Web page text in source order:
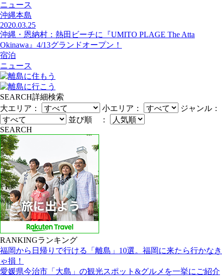
ニュース
沖縄本島
2020.03.25
沖縄・恩納村：熱田ビーチに『UMITO PLAGE The Atta
Okinawa』4/13グランドオープン！
宿泊
ニュース
SEARCH詳細検索
大エリア：
小エリア：
ジャンル：
並び順 ：
SEARCH
RANKINGランキング
福岡から日帰りで行ける「離島」10選。福岡に来たら行かなき
ゃ損！
愛媛県今治市「大島」の観光スポット&グルメを一挙にご紹介